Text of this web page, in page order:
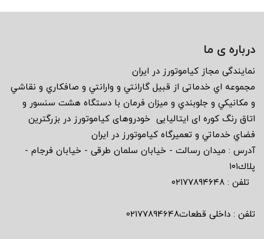
درباره ی ما
نمايندگى مجاز كياموتورز در ايران
مجموعه اي خدماتى از قبيل گارانتي و وارانتي و صافكاري و نقاشي
و مكانيكي و جلوبندي و ميزان فرمان با دستگاه هشت سنسور و
اتاق رنگ كوره اى ايتاليايى خودروهاى كياموتورز در بزرگترين
فضاي خدماتي و تعميرگاه كياموتورز در ايران
آدرس : ميدان رسالت - خيابان سلمان طرقى - خيابان فرجام -
پلاك١٠١
تلفن : ٠٢١٧٧٨٩٤٦٤٨
تلفن : داخلی قطعات02177894648